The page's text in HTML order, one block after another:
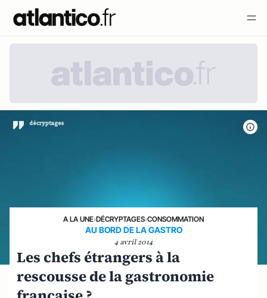
A LA UNE›DÉCRYPTAGES›CONSOMMATION
AU BORD DE LA GASTRO
4 avril 2014
Les chefs étrangers à la
rescousse de la gastronomie